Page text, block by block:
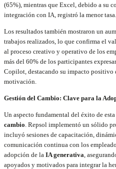
(65%), mientras que Excel, debido a su
integración con IA, registró la menor tasa.
Los resultados también mostraron un
trabajos realizados, lo que confirma el
al proceso creativo y operativo de los
más del 60% de los participantes
Copilot, destacando su impacto
motivación.
Gestión del Cambio: Clave para la
Un aspecto fundamental del éxito de
cambio . Repsol implementó un sólido
incluyó sesiones de capacitación,
comunicación continua con los
adopción de la IA generativa ,
apoyados y motivados para integrar la